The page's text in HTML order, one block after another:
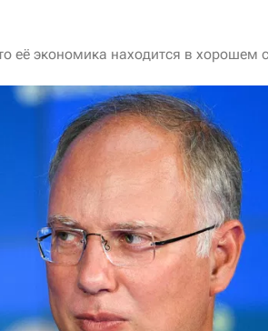
её экономика находится в хорошем